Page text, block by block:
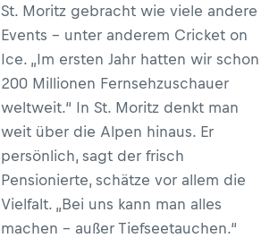
St. Moritz gebracht wie viele andere
Events – unter anderem Cricket on
Ice. „Im ersten Jahr hatten wir schon
200 Millionen Fernsehzuschauer
weltweit.“ In St. Moritz denkt man
weit über die Alpen hinaus. Er
persönlich, sagt der frisch
Pensionierte, schätze vor allem die
Vielfalt. „Bei uns kann man alles
machen – außer Tiefseetauchen.“